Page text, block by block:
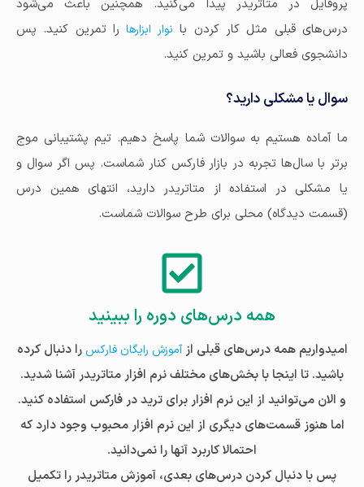
پروفایل در متاتریدر پیدا می‌کنید. همچنین باعث می‌شود
درس‌های قبلی مثل کار کردن با نوار ابزارهارا تمرین کنید. پس
دانشجوی فعالی باشید و تمرین کنید.
سوال یا مشکلی دارید؟
ما آماده هستیم به سوالات شما پاسخ دهیم. تیم پشتیبانی موج
برتر با سال‌ها تجربه در بازار فارکس کنار شماست. پس اگر سوال و
یا مشکلی در استفاده از متاتریدر دارید، انتهای همین درس
(قسمت دیدگاه) محلی برای طرح سوالات شماست.
همه درس‌های دوره را ببینید
امیدواریم همه درس‌های قبلی ازآموزش رایگان فارکس را دنبال کرده
باشید. تا اینجا با بخش‌های مختلف نرم افزار متاتریدر آشنا شدید.
و الان می‌توانید از این نرم افزار برای ترید در فارکس استفاده کنید.
اما هنوز قسمت‌های دیگری از این نرم افزار محبوب وجود دارد که
احتمالا کاربرد آنها را نمی‌دانید.
پس با دنبال کردن درس‌های بعدی، آموزش متاتریدر را تکمیل